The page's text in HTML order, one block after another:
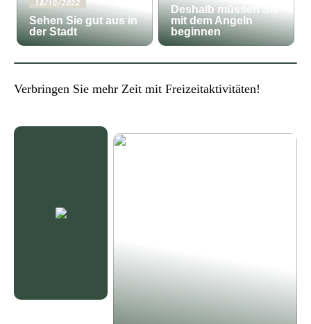
18/10/2022
Sehen Sie gut aus in
der Stadt
Deshalb müssen Sie
mit dem Angeln
beginnen
Verbringen Sie mehr Zeit mit Freizeitaktivitäten!